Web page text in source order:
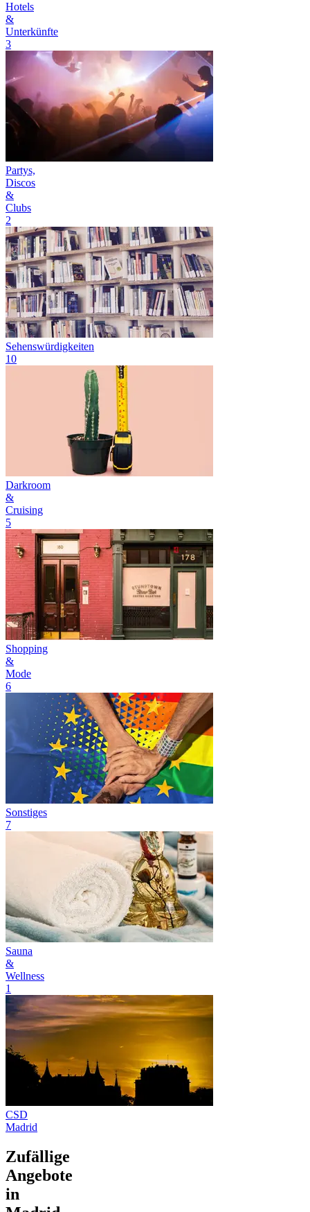
Hotels
&
Unterkünfte
3
Partys,
Discos
&
Clubs
2
Sehenswürdigkeiten
10
Darkroom
&
Cruising
5
Shopping
&
Mode
6
Sonstiges
7
Sauna
&
Wellness
1
CSD
Madrid
Zufällige
Angebote
in